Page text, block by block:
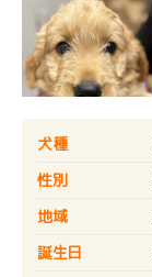
犬種
性別
地域
誕生日